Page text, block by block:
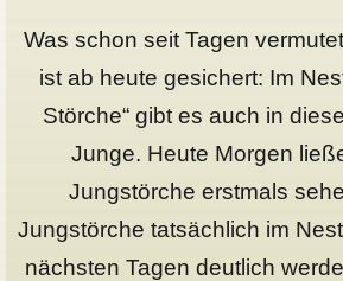
Was schon seit Tagen
ist ab heute gesichert: Im
Störche“ gibt es auch in
Junge. Heute Morgen
Jungstörche erstmals
Jungstörche tatsächlich im
nächsten Tagen deutlich